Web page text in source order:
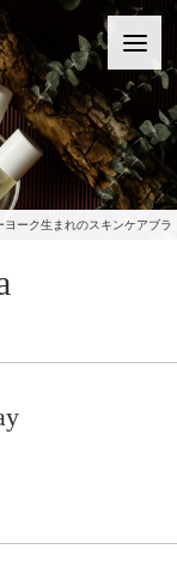
ーク生まれのスキンケアブラ